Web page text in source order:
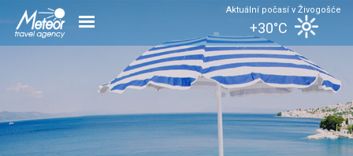
Aktuální počasí v Živogošće
+30°C